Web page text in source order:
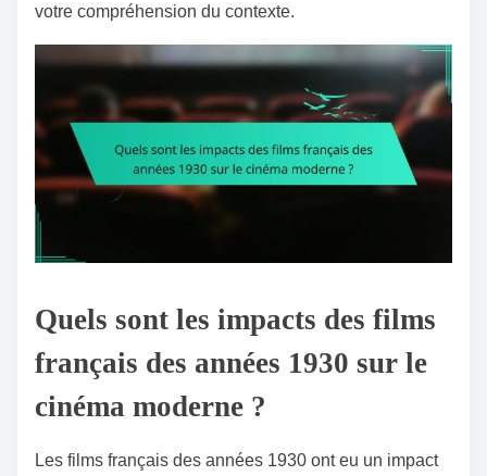
votre compréhension du contexte.
Quels sont les impacts des films
français des années 1930 sur le
cinéma moderne ?
Les films français des années 1930 ont eu un impact